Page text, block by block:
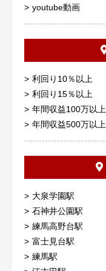
youtube動画
利回り10％以上
利回り15％以上
年間収益100万以上
年間収益500万以上
大泉学園駅
石神井公園駅
練馬高野台駅
富士見台駅
練馬駅